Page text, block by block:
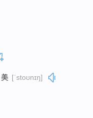
美 [ˈstoʊnɪŋ]